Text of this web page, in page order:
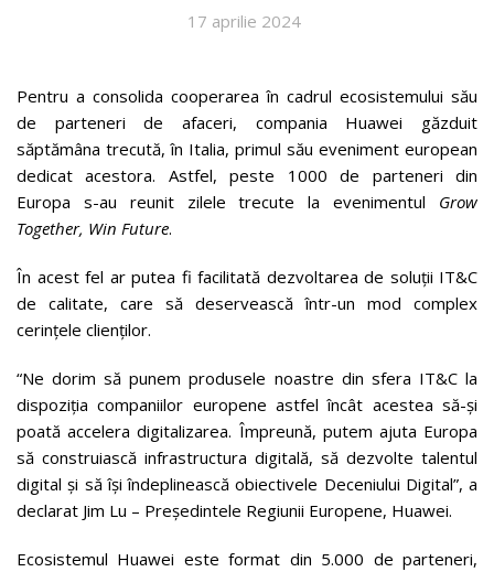
17 aprilie 2024
Pentru a consolida cooperarea în cadrul ecosistemului său
de parteneri de afaceri, compania Huawei găzduit
săptămâna trecută, în Italia, primul său eveniment european
dedicat acestora. Astfel, peste 1000 de parteneri din
Europa s-au reunit zilele trecute la evenimentul Grow
Together, Win Future.
În acest fel ar putea fi facilitată dezvoltarea de soluții IT&C
de calitate, care să deservească într-un mod complex
cerințele clienților.
“Ne dorim să punem produsele noastre din sfera IT&C la
dispoziția companiilor europene astfel încât acestea să-și
poată accelera digitalizarea. Împreună, putem ajuta Europa
să construiască infrastructura digitală, să dezvolte talentul
digital și să își îndeplinească obiectivele Deceniului Digital”, a
declarat Jim Lu – Președintele Regiunii Europene, Huawei.
Ecosistemul Huawei este format din 5.000 de parteneri,